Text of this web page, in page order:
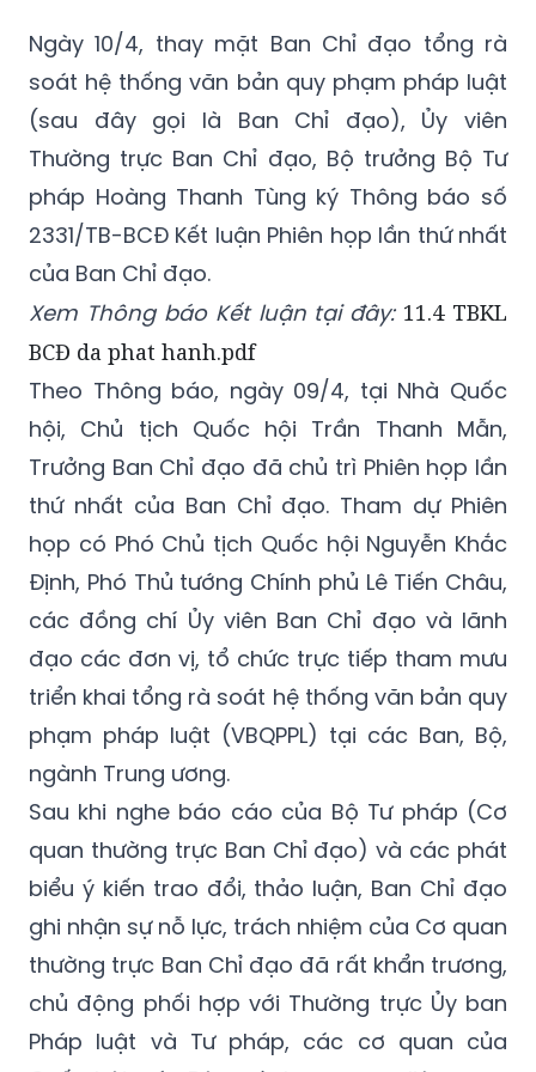
Ngày 10/4, thay mặt Ban Chỉ đạo tổng rà
soát hệ thống văn bản quy phạm pháp luật
(sau đây gọi là Ban Chỉ đạo), Ủy viên
Thường trực Ban Chỉ đạo, Bộ trưởng Bộ Tư
pháp Hoàng Thanh Tùng ký Thông báo số
2331/TB-BCĐ Kết luận Phiên họp lần thứ nhất
của Ban Chỉ đạo.
Xem Thông báo Kết luận tại đây: 11.4 TBKL
BCĐ da phat hanh.pdf
Theo Thông báo, ngày 09/4, tại Nhà Quốc
hội, Chủ tịch Quốc hội Trần Thanh Mẫn,
Trưởng Ban Chỉ đạo đã chủ trì Phiên họp lần
thứ nhất của Ban Chỉ đạo. Tham dự Phiên
họp có Phó Chủ tịch Quốc hội Nguyễn Khắc
Định, Phó Thủ tướng Chính phủ Lê Tiến Châu,
các đồng chí Ủy viên Ban Chỉ đạo và lãnh
đạo các đơn vị, tổ chức trực tiếp tham mưu
triển khai tổng rà soát hệ thống văn bản quy
phạm pháp luật (VBQPPL) tại các Ban, Bộ,
ngành Trung ương.
Sau khi nghe báo cáo của Bộ Tư pháp (Cơ
quan thường trực Ban Chỉ đạo) và các phát
biểu ý kiến trao đổi, thảo luận, Ban Chỉ đạo
ghi nhận sự nỗ lực, trách nhiệm của Cơ quan
thường trực Ban Chỉ đạo đã rất khẩn trương,
chủ động phối hợp với Thường trực Ủy ban
Pháp luật và Tư pháp, các cơ quan của